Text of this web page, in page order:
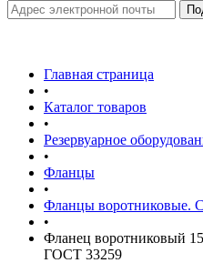
Главная страница
•
Каталог товаров
•
Резервуарное
•
Фланцы
•
Фланцы воротниковые.
•
Фланец воротниковый
ГОСТ 33259